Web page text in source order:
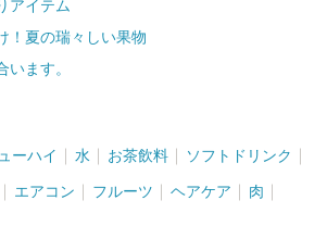
アイテム
！夏の瑞々しい果物
います。
ーハイ 水 お茶飲料 ソフトドリンク
エアコン フルーツ ヘアケア 肉